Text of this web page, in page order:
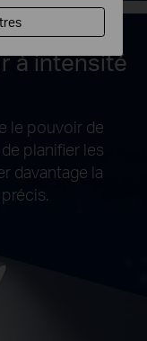
à intensité
le pouvoir de
planifier les
davantage la